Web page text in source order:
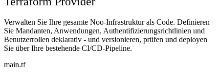
Verwalten Sie Ihre gesamte Noo-Infrastruktur als Code. Definieren
Sie Mandanten, Anwendungen, Authentifizierungsrichtlinien und
Benutzerrollen deklarativ - und versionieren, prüfen und deployen
Sie über Ihre bestehende CI/CD-Pipeline.
main.tf